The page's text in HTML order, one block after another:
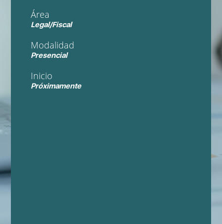
Área
Legal/Fiscal
Modalidad
Presencial
Inicio
Próximamente